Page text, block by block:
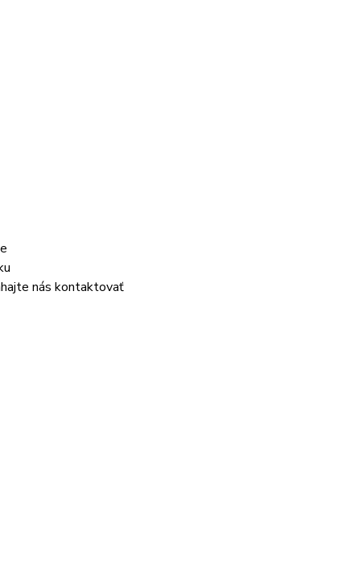
nás kontaktovať